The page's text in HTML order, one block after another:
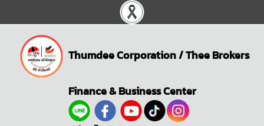
Thumdee Corporation/Thee Brokers
Finance & Business Center